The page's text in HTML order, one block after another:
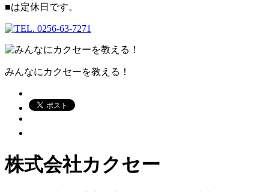
■は定休日です。
みんなにカクセーを教える！
株式会社カクセー